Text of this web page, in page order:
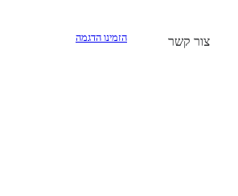
צור קשר הזמינו הדגמה